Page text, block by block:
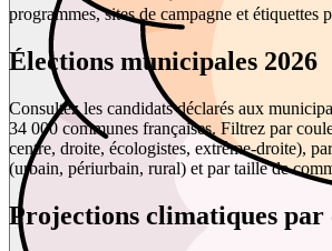
programmes, sites de campagne et étiquettes
Élections municipales 2026
Consultez les candidats déclarés aux
34 000 communes françaises. Filtrez par
centre, droite, écologistes, extrême-droite),
(urbain, périurbain, rural) et par taille de
Projections climatiques par